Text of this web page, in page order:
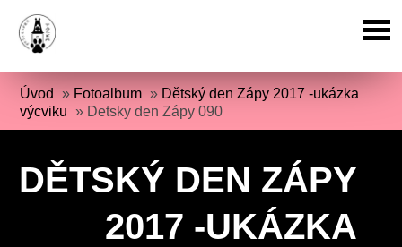
Úvod » Fotoalbum » Dětský den Zápy 2017 -ukázka
výcviku » Detsky den Zápy 090
DĚTSKÝ DEN ZÁPY
2017 -UKÁZKA